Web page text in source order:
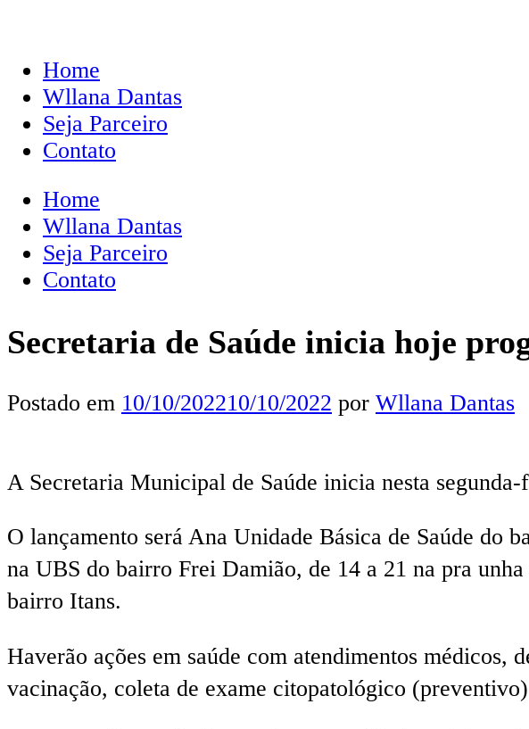
Home
Wllana Dantas
Seja Parceiro
Contato
Home
Wllana Dantas
Seja Parceiro
Contato
Secretaria de Saúde inicia hoje
Postado em 10/10/202210/10/2022 por Wllana Dantas
A Secretaria Municipal de Saúde inicia nesta
O lançamento será Ana Unidade Básica de Saúde do
na UBS do bairro Frei Damião, de 14 a 21 na pra
bairro Itans.
Haverão ações em saúde com atendimentos médicos,
vacinação, coleta de exame citopatológico